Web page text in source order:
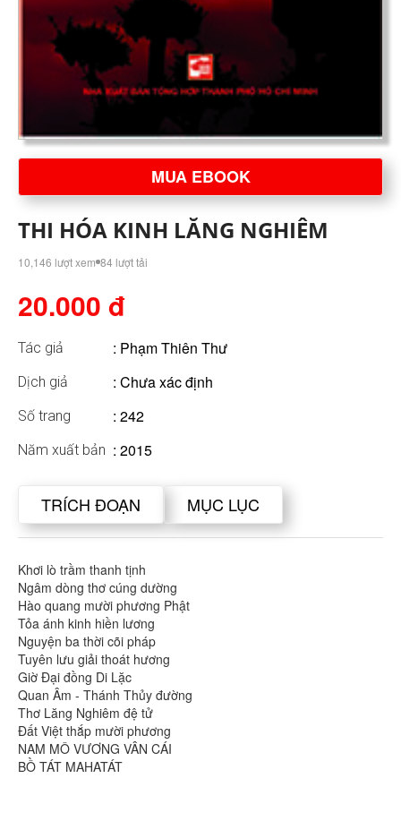
MUA EBOOK
THI HÓA KINH LĂNG NGHIÊM
10,146 lượt xem 84 lượt tải
20.000 đ
Tác giả : Phạm Thiên Thư
Dịch giả : Chưa xác định
Số trang : 242
Năm xuất bản : 2015
TRÍCH ĐOẠN MỤC LỤC
Khơi lò trầm thanh tịnh
Ngâm dòng thơ cúng dường
Hào quang mười phương Phật
Tỏa ánh kinh hiền lương
Nguyện ba thời cõi pháp
Tuyên lưu giải thoát hương
Giờ Đại đồng Di Lặc
Quan Âm - Thánh Thủy đường
Thơ Lăng Nghiêm đệ tử
Đất Việt thắp mười phương
NAM MÔ VƯƠNG VÂN CÁI
BỒ TÁT MAHATÁT